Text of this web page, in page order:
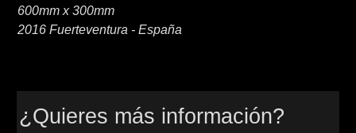
600mm x 300mm
2016 Fuerteventura - España
¿Quieres más información?